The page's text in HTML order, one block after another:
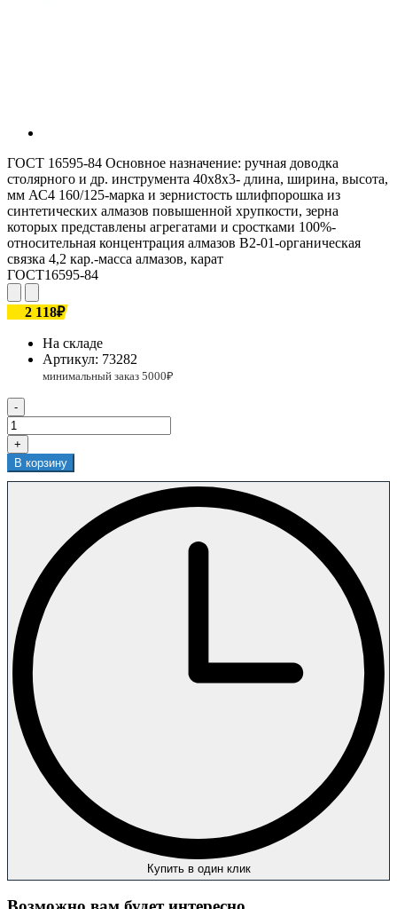
ГОСТ 16595-84 Основное назначение: ручная доводка
столярного и др. инструмента 40х8х3- длина, ширина, высота,
мм АС4 160/125-марка и зернистость шлифпорошка из
синтетических алмазов повышенной хрупкости, зерна
которых представлены агрегатами и сростками 100%-
относительная концентрация алмазов В2-01-органическая
связка 4,2 кар.-масса алмазов, карат
ГОСТ16595-84
2 118₽
На складе
Артикул: 73282
-
+
В корзину
Купить в один клик